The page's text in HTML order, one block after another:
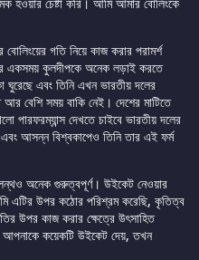
গতি নিয়ে কাজ করার পরামর্শ
একসময় কুলদীপকে অনেক লড়াই করতে
ঘুরেছে এবং তিনি এখন ভারতীয় দলের
বেশি সময় বাকি নেই। দেশের মাটিতে
দেখতে চাইবে ভারতীয় দলের
এবং আসন্ন বিশ্বকাপেও তিনি তার এই ফর্ম
অনেক গুরুত্বপূর্ণ। উইকেট নেওয়ার
এটির উপর কঠোর পরিশ্রম করেছি, কৃতিত্ব
উপর কাজ করার ক্ষেত্রে উৎসাহিত
আপনাকে কয়েকটি উইকেট দেয়, তখন